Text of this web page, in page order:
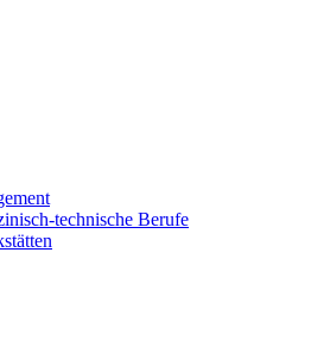
technische Berufe